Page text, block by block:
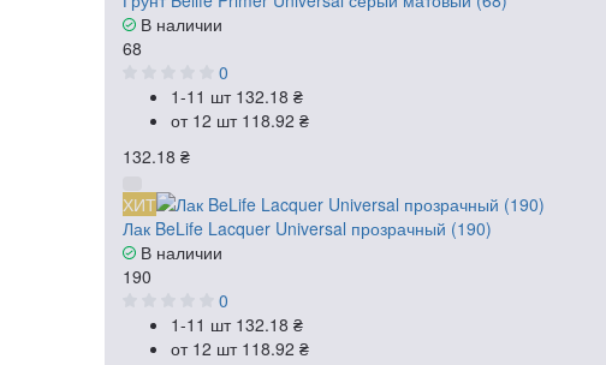
В наличии
68
0
1-11 шт 132.18 ₴
от 12 шт 118.92 ₴
132.18 ₴
ХИТ
Лак BeLife Lacquer Universal прозрачный (190)
В наличии
190
0
1-11 шт 132.18 ₴
от 12 шт 118.92 ₴